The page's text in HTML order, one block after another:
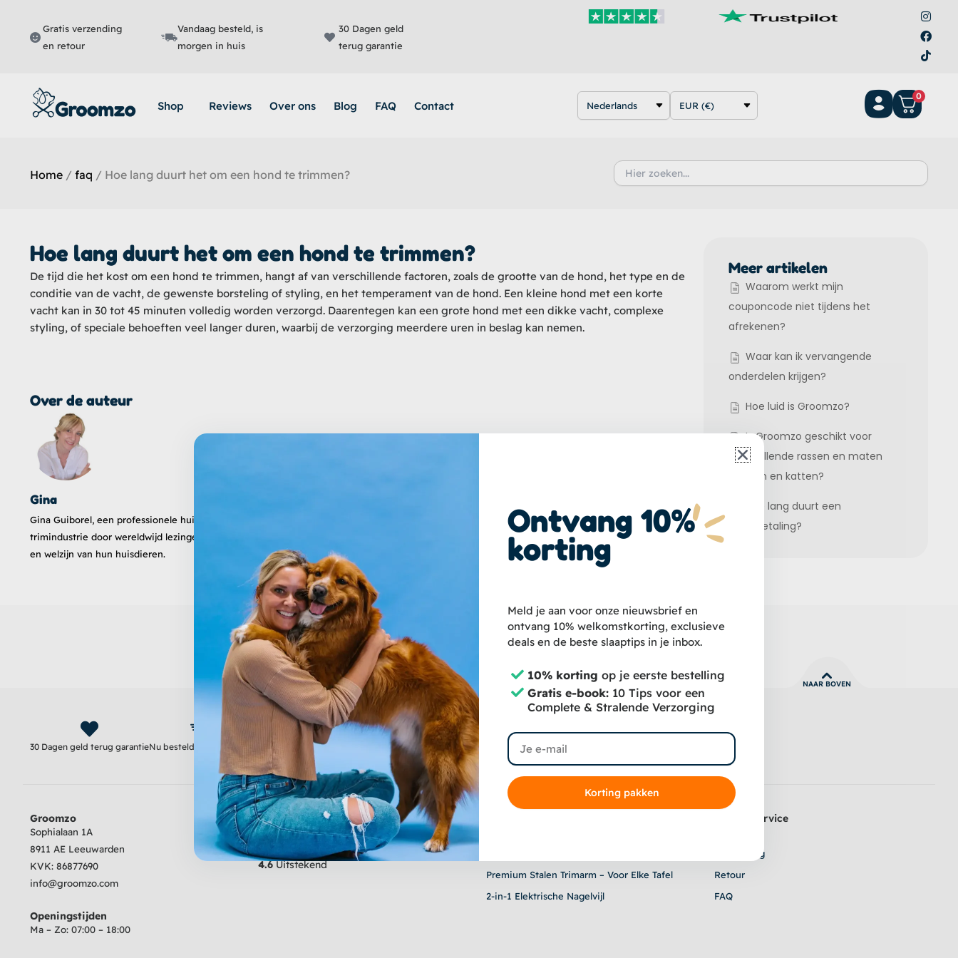
Gratis verzending
en retour
Vandaag besteld, is
morgen in huis
30 Dagen geld
terug garantie
I
n
s
t
a
a
m
F
a
c
e
b
k
T
i
k
t
o
Shop Reviews Over ons Blog FAQ Contact Nederlands EUR (€)
0
Home / faq / Hoe lang duurt het om een hond te trimmen?
Zoek
naar:
Hoe lang duurt het om een hond te trimmen?
De tijd die het kost om een hond te trimmen, hangt af van verschillende factoren, zoals de grootte van de hond, het type en de
conditie van de vacht, de gewenste borsteling of styling, en het temperament van de hond. Een kleine hond met een korte
vacht kan in 30 tot 45 minuten volledig worden verzorgd. Daarentegen kan een grote hond met een dikke vacht, complexe
styling, of speciale behoeften veel langer duren, waarbij de verzorging meerdere uren in beslag kan nemen.
Over de auteur
Gina
Gina Guiborel, een professionele huisdierentrimmer en docent, heeft sinds 2006 ervaring in het managen van luxe trimsalons. Ze verbetert de
trimindustrie door wereldwijd lezingen, video's, artikelen en sociale outreach te gebruiken om huisdiereigenaren te informeren over het trimmen
en welzijn van hun huisdieren.
Meer artikelen
Waarom werkt mijn
couponcode niet tijdens het
afrekenen?
Waar kan ik vervangende
onderdelen krijgen?
Hoe luid is Groomzo?
Is Groomzo geschikt voor
verschillende rassen en maten
honden en katten?
Hoe lang duurt een
terugbetaling?
NAAR BOVEN
30 Dagen geld terug garantieNu besteld, morgen in huis Gratis verzending en retour
Groomzo
Sophialaan 1A
8911 AE Leeuwarden
KVK: 86877690
info@groomzo.com
Openingstijden
Ma – Zo: 07:00 – 18:00
Beoordeling
4.6Uitstekend
Premium Stalen Trimarm – Voor Elke Tafel
2-in-1 Elektrische Nagelvijl
Klantenservice
Verzending
Retour
FAQ
Ontvang 10%
korting
Meld je aan voor onze nieuwsbrief en
ontvang 10% welkomstkorting, exclusieve
deals en de beste slaaptips in je inbox.
10% korting op je eerste bestelling
Gratis e-book: 10 Tips voor een
Complete & Stralende Verzorging
Email
Korting pakken